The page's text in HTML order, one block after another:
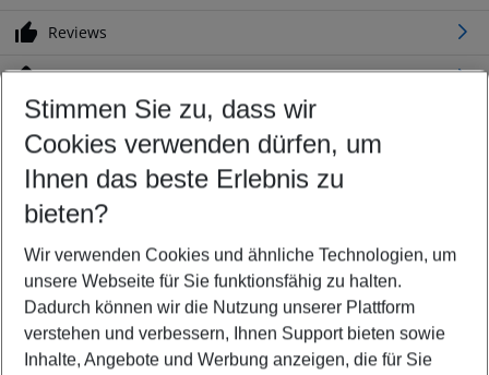
Reviews
Location
Customize your offer
Find the perfect deal which suits your best
Your departure airport
Any airport
Select your date range
10/08/26–08/08/27 5-8 nights
Who will travel
2 adults No children
Stimmen Sie zu, dass wir
Cookies verwenden dürfen, um
Ihnen das beste Erlebnis zu
bieten?
Wir verwenden Cookies und ähnliche Technologien, um
unsere Webseite für Sie funktionsfähig zu halten.
Dadurch können wir die Nutzung unserer Plattform
verstehen und verbessern, Ihnen Support bieten sowie
Inhalte, Angebote und Werbung anzeigen, die für Sie